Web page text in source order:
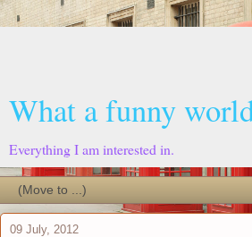
What a funny
Everything I am interested in.
09 July, 2012